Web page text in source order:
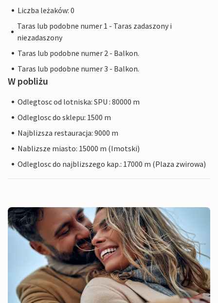
Liczba leżaków: 0
Taras lub podobne numer 1 - Taras zadaszony i
niezadaszony
Taras lub podobne numer 2 - Balkon.
Taras lub podobne numer 3 - Balkon.
W pobliżu
Odlegtosc od lotniska: SPU : 80000 m
Odleglosc do sklepu: 1500 m
Najblizsza restauracja: 9000 m
Nablizsze miasto: 15000 m (Imotski)
Odleglosc do najblizszego kap.: 17000 m (Plaza zwirowa)